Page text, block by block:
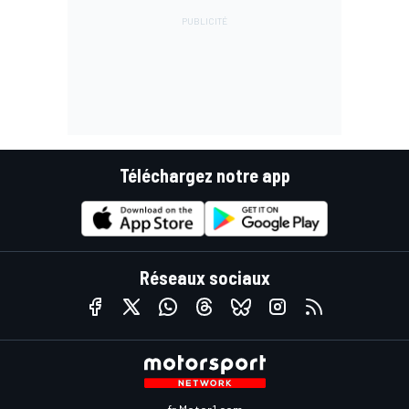
Téléchargez notre app
Réseaux sociaux